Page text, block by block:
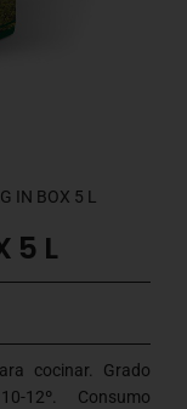
IN BOX 5 L
5 L
cocinar. Grado
12º. Consumo